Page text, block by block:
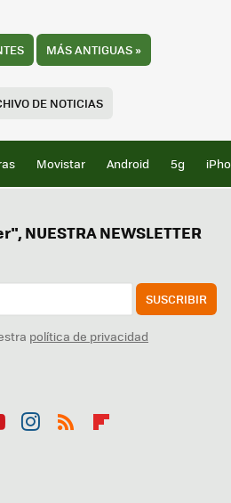
MÁS ANTIGUAS»
DE NOTICIAS
Movistar Android 5g
NUESTRA NEWSLETTER
SUSCRIBIR
política de privacidad